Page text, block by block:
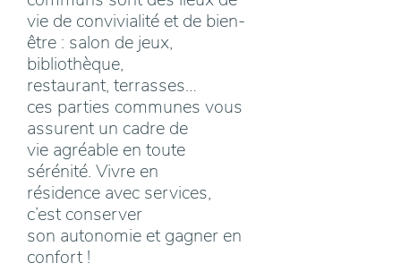
vie de convivialité et de bien-
être : salon de jeux,
bibliothèque,
restaurant, terrasses…
ces parties communes vous
assurent un cadre de
vie agréable en toute
sérénité. Vivre en
résidence avec services,
c’est conserver
son autonomie et gagner en
confort !